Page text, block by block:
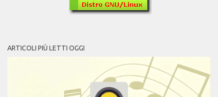
ARTICOLI PIÙ LETTI OGGI